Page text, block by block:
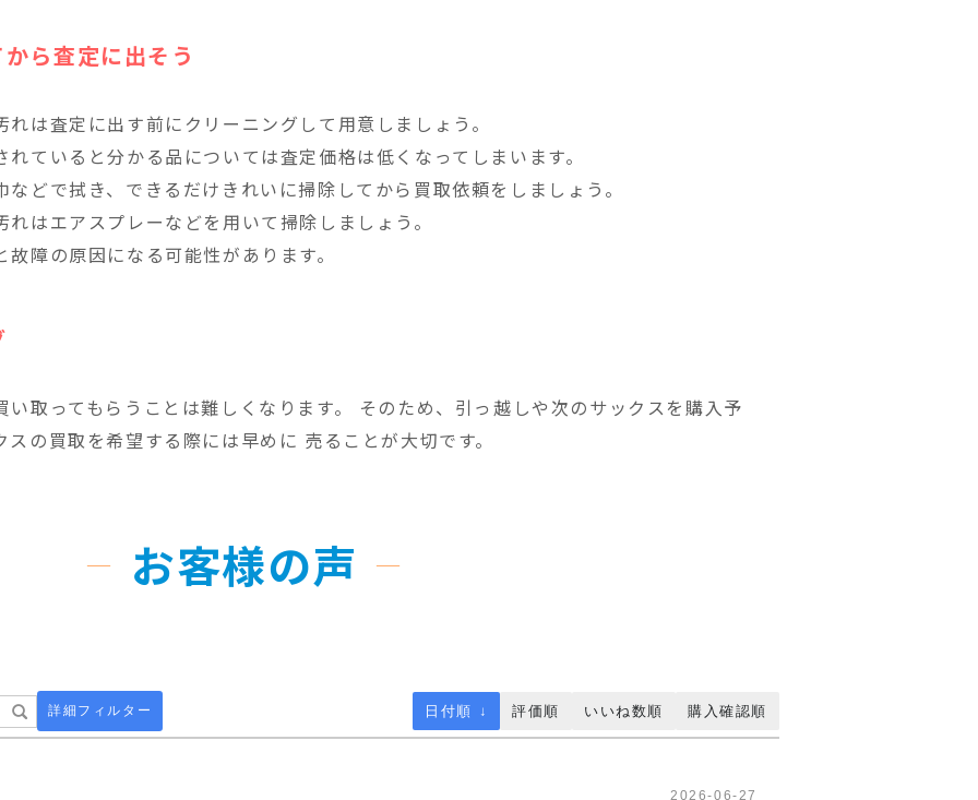
ら査定に出そう
は査定に出す前にクリーニングして用意しましょう。
ていると分かる品については査定価格は低くなってしまいます。
どで拭き、できるだけきれいに掃除してから買取依頼をしましょう。
はエアスプレーなどを用いて掃除しましょう。
障の原因になる可能性があります。
取ってもらうことは難しくなります。 そのため、引っ越しや次のサックスを購入予
の買取を希望する際には早めに 売ることが大切です。
お客様の声
詳細フィルター 日付順 ↓ 評価順 いいね数順 購入確認順
2026-06-27